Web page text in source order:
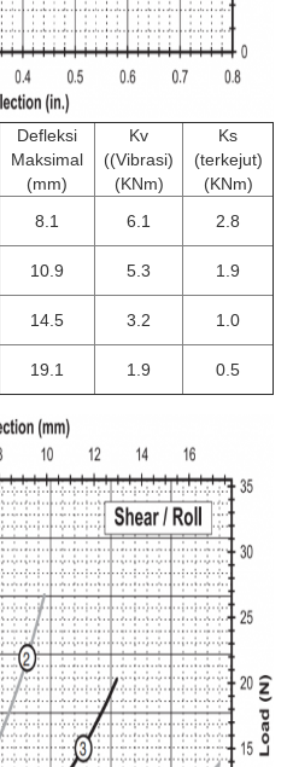
Defleksi
Maksimal
(mm)
Kv
((Vibrasi)
(KNm)
Ks
(terkejut)
(KNm)
8.1 6.1 2.8
10.9 5.3 1.9
14.5 3.2 1.0
19.1 1.9 0.5